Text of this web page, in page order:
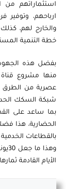
استثماراتهم من
ارباحهم، وتوفير
والخارج لهم،
خطة التنمية
بفضل هذه
منها مشروع
عصرية من الطرق
شبكة السكك
بما ساعد على
الحضارية، هذا
بالقطاعات الخدمية
وهذا
الأيام القادمة ثمارها.